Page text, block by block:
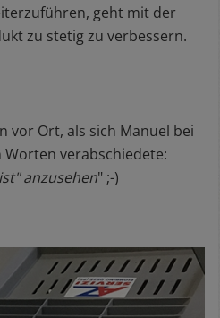
geht mit der
zu stetig zu verbessern.
vor Ort, als sich Manuel bei
verabschiedete:
anzusehen" ;-)